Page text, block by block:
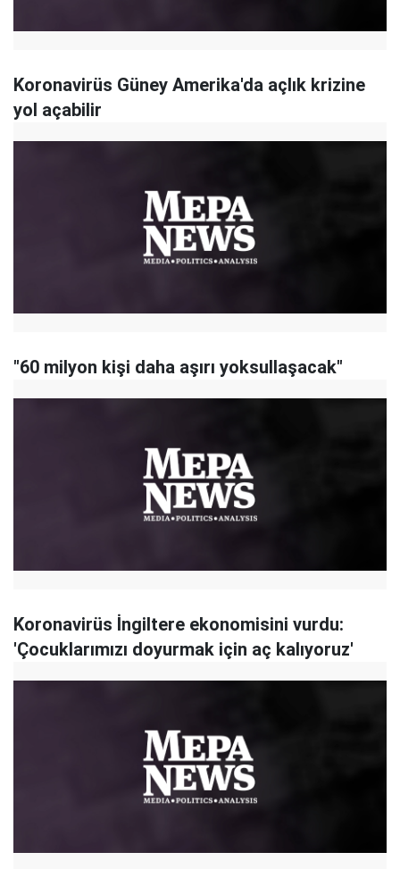
Koronavirüs Güney Amerika'da açlık krizine
yol açabilir
"60 milyon kişi daha aşırı yoksullaşacak"
Koronavirüs İngiltere ekonomisini vurdu:
'Çocuklarımızı doyurmak için aç kalıyoruz'